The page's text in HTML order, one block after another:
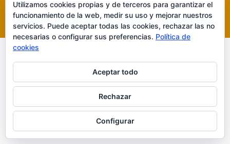
Diseñado porElegant Themes| Desarrollado porWordPress
Utilizamos cookies propias y de terceros para garantizar el
funcionamiento de la web, medir su uso y mejorar nuestros
servicios. Puede aceptar todas las cookies, rechazar las no
necesarias o configurar sus preferencias. Política de
cookies
Aceptar todo
Rechazar
Configurar